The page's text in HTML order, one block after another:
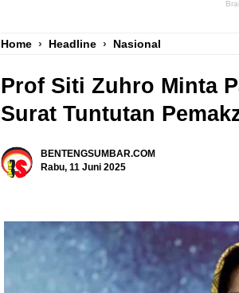
Home › Headline › Nasional
Prof Siti Zuhro Minta
Surat Tuntutan
BENTENGSUMBAR.COM
Rabu, 11 Juni 2025